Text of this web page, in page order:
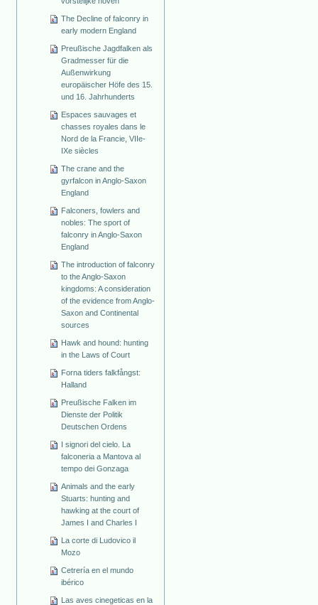
The Decline of falconry in
early modern England
Preußische Jagdfalken als
Gradmesser für die
Außenwirkung
europäischer Höfe des 15.
und 16. Jahrhunderts
Espaces sauvages et
chasses royales dans le
Nord de la Francie, VIIe-
IXe siècles
The crane and the
gyrfalcon in Anglo-Saxon
England
Falconers, fowlers and
nobles: The sport of
falconry in Anglo-Saxon
England
The introduction of falconry
to the Anglo-Saxon
kingdoms: A consideration
of the evidence from Anglo-
Saxon and Continental
sources
Hawk and hound: hunting
in the Laws of Court
Forna tiders falkfångst:
Halland
Preußische Falken im
Dienste der Politik
Deutschen Ordens
I signori del cielo. La
falconeria a Mantova al
tempo dei Gonzaga
Animals and the early
Stuarts: hunting and
hawking at the court of
James I and Charles I
La corte di Ludovico il
Mozo
Cetrería en el mundo
ibérico
Las aves cinegeticas en la